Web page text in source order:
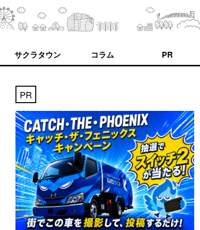
サクラタウン コラム PR
PR